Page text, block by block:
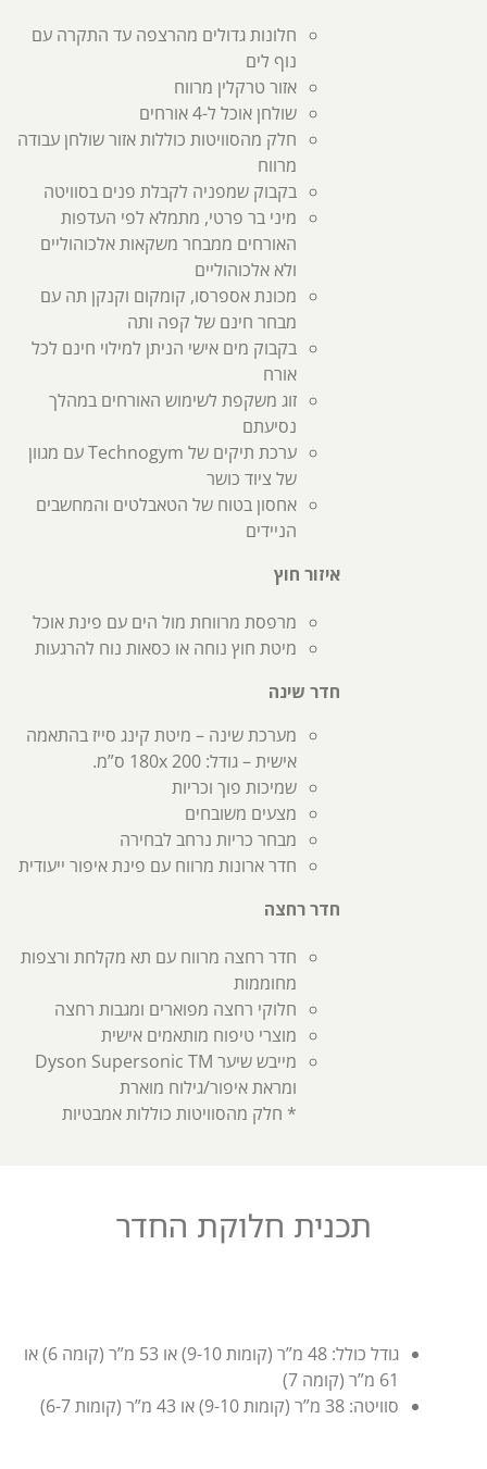
חלונות גדולים מהרצפה עד התקרה עם
נוף לים
אזור טרקלין מרווח
שולחן אוכל ל-4 אורחים
חלק מהסוויטות כוללות אזור שולחן עבודה
מרווח
בקבוק שמפניה לקבלת פנים בסוויטה
מיני בר פרטי, מתמלא לפי העדפות
האורחים ממבחר משקאות אלכוהוליים
ולא אלכוהוליים
מכונת אספרסו, קומקום וקנקן תה עם
מבחר חינם של קפה ותה
בקבוק מים אישי הניתן למילוי חינם לכל
אורח
זוג משקפת לשימוש האורחים במהלך
נסיעתם
ערכת תיקים של Technogym עם מגוון
של ציוד כושר
אחסון בטוח של הטאבלטים והמחשבים
הניידים
איזור חוץ
מרפסת מרווחת מול הים עם פינת אוכל
מיטת חוץ נוחה או כסאות נוח להרגעות
חדר שינה
מערכת שינה – מיטת קינג סייז בהתאמה
אישית – גודל: 180x 200 ס”מ.
שמיכות פוך וכריות
מצעים משובחים
מבחר כריות נרחב לבחירה
חדר ארונות מרווח עם פינת איפור ייעודית
חדר רחצה
חדר רחצה מרווח עם תא מקלחת ורצפות
מחוממות
חלוקי רחצה מפוארים ומגבות רחצה
מוצרי טיפוח מותאמים אישית
מייבש שיער Dyson Supersonic TM
ומראת איפור/גילוח מוארת
* חלק מהסוויטות כוללות אמבטיות
תכנית חלוקת החדר
גודל כולל: 48 מ”ר (קומות 9-10) או 53 מ”ר (קומה 6) או
61 מ”ר (קומה 7)
סוויטה: 38 מ”ר (קומות 9-10) או 43 מ”ר (קומות 6-7)